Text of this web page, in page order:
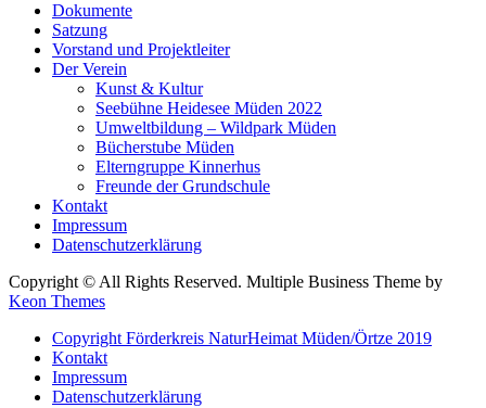
Dokumente
Satzung
Vorstand und Projektleiter
Der Verein
Kunst & Kultur
Seebühne Heidesee Müden 2022
Umweltbildung – Wildpark Müden
Bücherstube Müden
Elterngruppe Kinnerhus
Freunde der Grundschule
Kontakt
Impressum
Datenschutzerklärung
Copyright © All Rights Reserved. Multiple Business Theme by
Keon Themes
Copyright Förderkreis NaturHeimat Müden/Örtze 2019
Kontakt
Impressum
Datenschutzerklärung